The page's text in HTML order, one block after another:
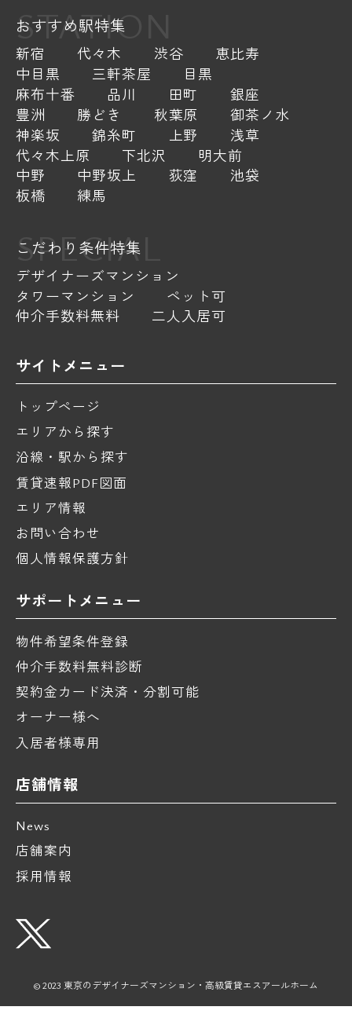
STATION
おすすめ駅特集
新宿 代々木 渋谷
恵比寿
中目黒
三軒茶屋
目黒
麻布十番
品川 田町
銀座
豊洲
勝どき 秋葉原
御茶ノ水
神楽坂
錦糸町 上野
浅草
代々木上原
下北沢
明大前
中野
中野坂上 荻窪
池袋
板橋
練馬
SPECIAL
こだわり条件特集
デザイナーズマンション
タワーマンション
ペット可
仲介手数料無料
二人入居可
サイトメニュー
トップページ
エリアから探す
沿線・駅から探す
賃貸速報PDF図面
エリア情報
お問い合わせ
個人情報保護方針
サポートメニュー
物件希望条件登録
仲介手数料無料診断
契約金カード決済・分割可能
オーナー様へ
入居者様専用
店舗情報
News
店舗案内
採用情報
© 2023 東京のデザイナーズマンション・高級賃貸エスアールホーム